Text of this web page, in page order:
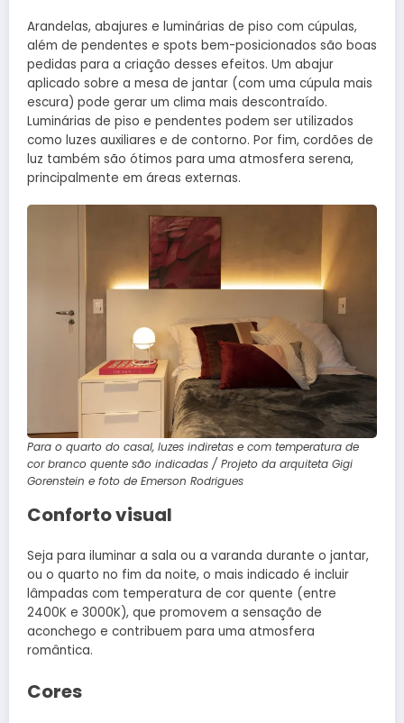
Arandelas, abajures e luminárias de piso com cúpulas,
além de pendentes e spots bem-posicionados são boas
pedidas para a criação desses efeitos. Um abajur
aplicado sobre a mesa de jantar (com uma cúpula mais
escura) pode gerar um clima mais descontraído.
Luminárias de piso e pendentes podem ser utilizados
como luzes auxiliares e de contorno. Por fim, cordões de
luz também são ótimos para uma atmosfera serena,
principalmente em áreas externas.
Para o quarto do casal, luzes indiretas e com temperatura de
cor branco quente são indicadas / Projeto da arquiteta Gigi
Gorenstein e foto de Emerson Rodrigues
Conforto visual
Seja para iluminar a sala ou a varanda durante o jantar,
ou o quarto no fim da noite, o mais indicado é incluir
lâmpadas com temperatura de cor quente (entre
2400K e 3000K), que promovem a sensação de
aconchego e contribuem para uma atmosfera
romântica.
Cores